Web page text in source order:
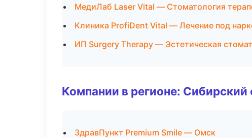
МедиЛаб Laser Vital — Стоматология
Клиника ProfiDent Vital — Лечение под
ИП Surgery Therapy — Эстетическая
Компании в регионе:
ЗдравПункт Premium Smile — Омск